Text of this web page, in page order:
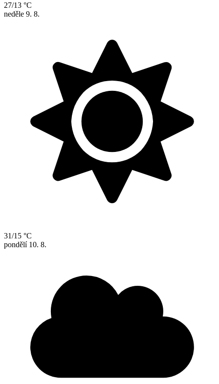
27/13 °C
neděle 9. 8.
31/15 °C
pondělí 10. 8.